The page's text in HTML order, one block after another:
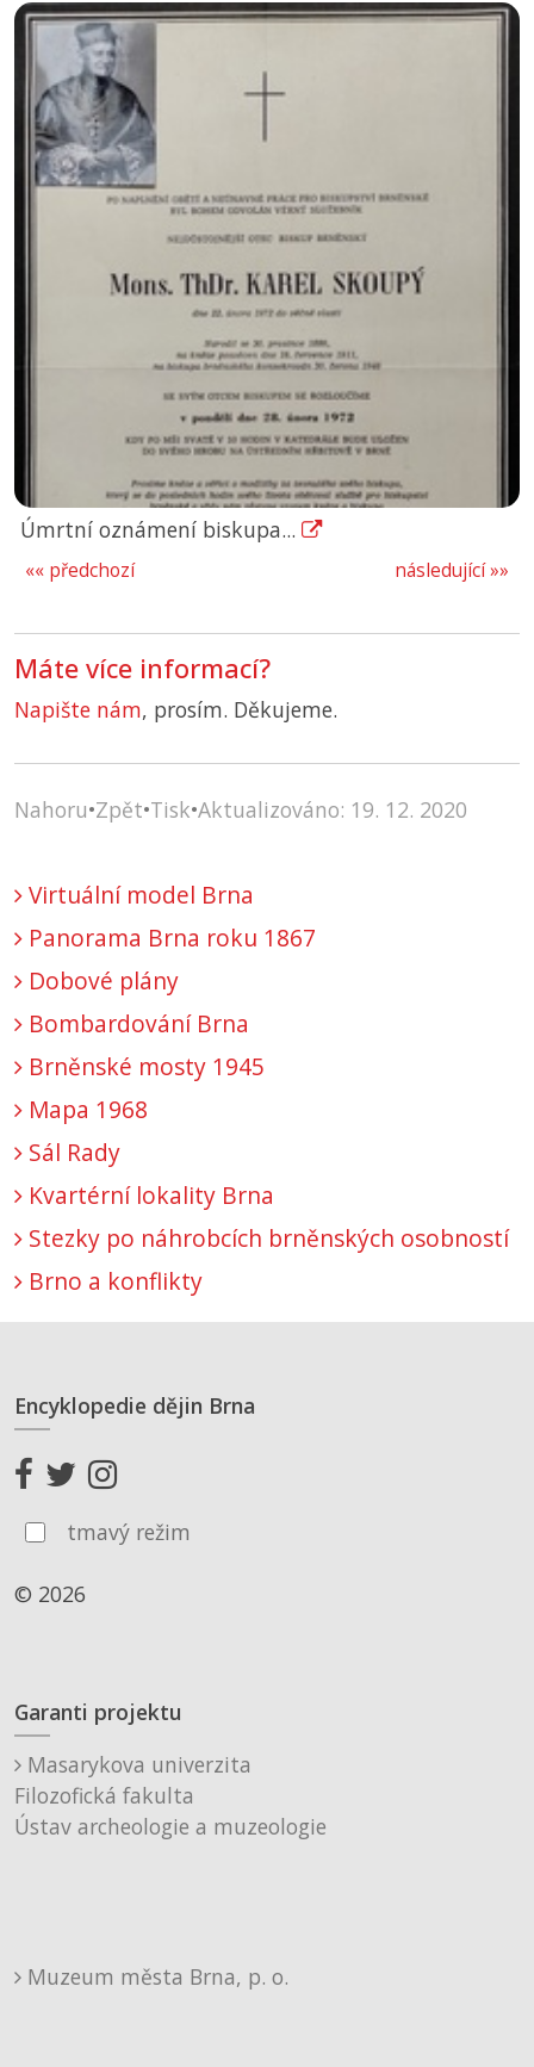
Úmrtní oznámení biskupa...
následující »»
«« předchozí
Máte více informací?
Napište nám, prosím. Děkujeme.
Nahoru•Zpět•Tisk•Aktualizováno: 19. 12. 2020
Virtuální model Brna
Panorama Brna roku 1867
Dobové plány
Bombardování Brna
Brněnské mosty 1945
Mapa 1968
Sál Rady
Kvartérní lokality Brna
Stezky po náhrobcích brněnských osobností
Brno a konflikty
Encyklopedie dějin Brna
tmavý režim
© 2026
Garanti projektu
Masarykova univerzita
Filozofická fakulta
Ústav archeologie a muzeologie
Muzeum města Brna, p. o.